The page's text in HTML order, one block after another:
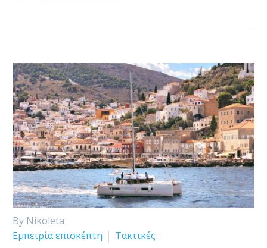
By Nikoleta
Εμπειρία επισκέπτη
Τακτικές